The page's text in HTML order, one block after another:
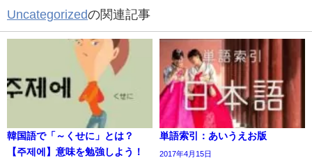
Uncategorizedの関連記事
韓国語で「～くせに」とは？
【주제에】意味を勉強しよう！
単語索引：あいうえお版
2017年4月15日